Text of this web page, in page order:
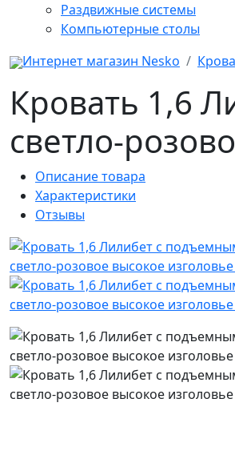
Раздвижные системы
Компьютерные столы
Интернет магазин Nesko
Кровать 1,6
светло-
Описание товара
Характеристики
Отзывы